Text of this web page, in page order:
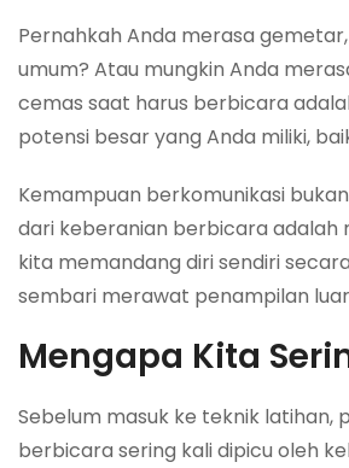
Pernahkah Anda merasa
umum? Atau mungkin Anda
cemas saat harus berbicara
potensi besar yang Anda miliki,
Kemampuan berkomunikasi
dari keberanian berbicara adalah
kita memandang diri sendiri
sembari merawat penampilan
Mengapa Kita
Sebelum masuk ke teknik
berbicara sering kali dipicu oleh